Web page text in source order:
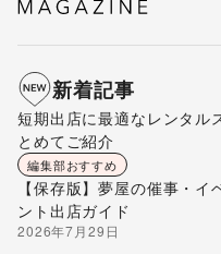
新着記事
短期出店に最適なレンタル
とめてご紹介
編集部おすすめ
【保存版】夢屋の催事・イ
ント出店ガイド
2026年7月29日